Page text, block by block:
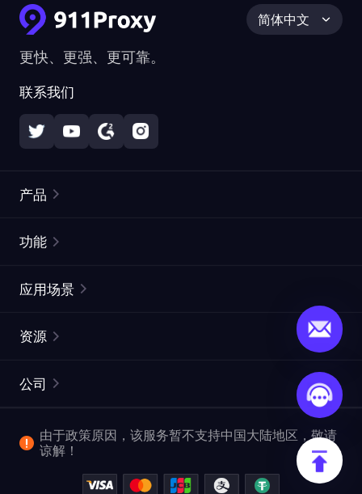
更快、更强、更可靠。
联系我们
简体中文
产品
静态住宅代理
网页抓取 API
视频下载 API
功能
ISP代理
ProxySite
应用场景
市场研究
爬行和索引
查看全部使用场景
资源
常见问题解答
位置
公司
企业服务
反洗钱合规计划
由于政策原因，该服务暂不支持中国大陆地区，敬请
谅解！